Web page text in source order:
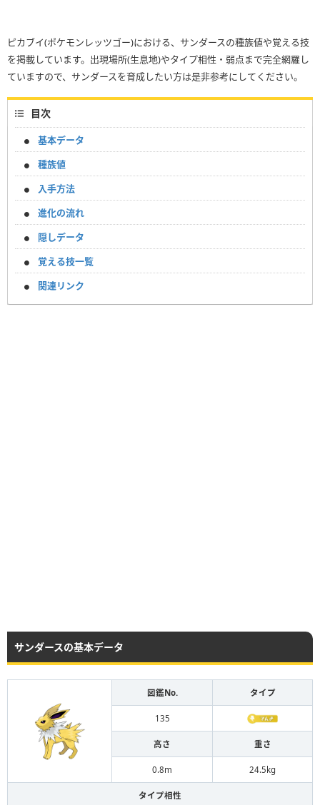
ピカブイ(ポケモンレッツゴー)における、サンダースの種族値や覚える技
を掲載しています。出現場所(生息地)やタイプ相性・弱点まで完全網羅し
ていますので、サンダースを育成したい方は是非参考にしてください。
目次
基本データ
種族値
入手方法
進化の流れ
隠しデータ
覚える技一覧
関連リンク
サンダースの基本データ
図鑑No. タイプ
135
高さ 重さ
0.8m 24.5kg
タイプ相性